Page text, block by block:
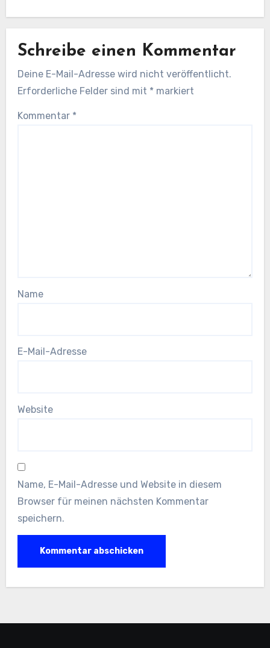
Schreibe einen Kommentar
Deine E-Mail-Adresse wird nicht veröffentlicht.
Erforderliche Felder sind mit * markiert
Kommentar *
Name
E-Mail-Adresse
Website
Name, E-Mail-Adresse und Website in diesem
Browser für meinen nächsten Kommentar
speichern.